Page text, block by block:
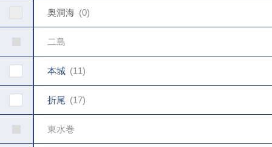
奥洞海 0
二島
本城 11
折尾 17
東水巻